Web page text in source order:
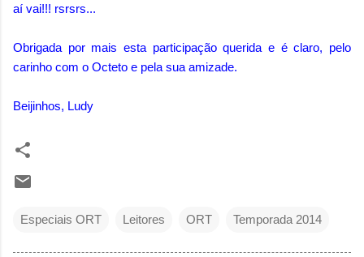
aí vai!!! rsrsrs...
Obrigada por mais esta participação querida e é claro, pelo
carinho com o Octeto e pela sua amizade.
Beijinhos, Ludy
Especiais ORT Leitores ORT Temporada 2014